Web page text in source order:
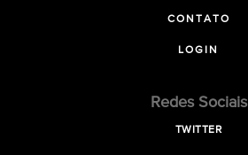
CONTATO
LOGIN
Redes Sociais
TWITTER